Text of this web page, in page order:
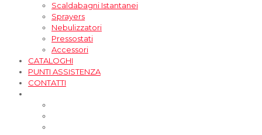
Scaldabagni Istantanei
Sprayers
Nebulizzatori
Pressostati
Accessori
CATALOGHI
PUNTI ASSISTENZA
CONTATTI